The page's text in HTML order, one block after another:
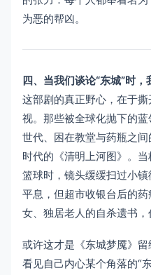
为恶的帮凶。
四、当我们谈论“东城”时
这部剧的真正野心，在于
视。那些被全球化抛下的
世代、困在教堂与药瓶之
时代的《清明上河图》。
篮球时，镜头缓缓扫过小
平息，但超市收银台后的
女、独居老人的自杀遗书，
或许这才是《东城梦魇》
看见自己内心某个角落的“